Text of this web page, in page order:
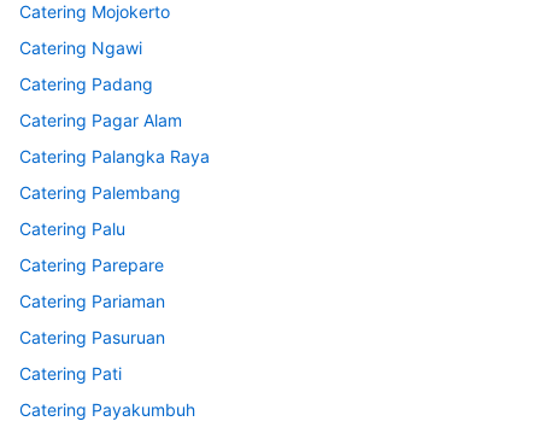
Catering Mojokerto
Catering Ngawi
Catering Padang
Catering Pagar Alam
Catering Palangka Raya
Catering Palembang
Catering Palu
Catering Parepare
Catering Pariaman
Catering Pasuruan
Catering Pati
Catering Payakumbuh